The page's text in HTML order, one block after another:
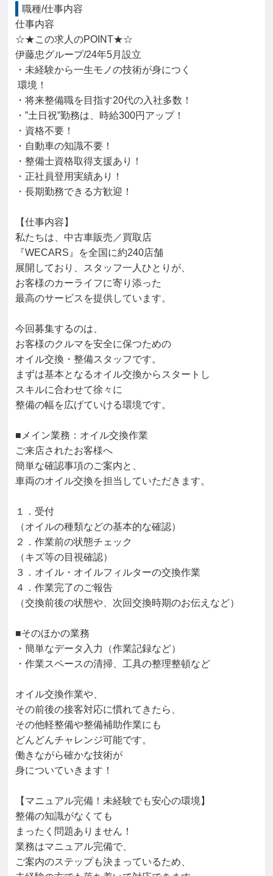
車両整備
自動車運転
整備/修理職担当
職種/仕事内容
仕事内容
☆★この求人のPOINT★☆
伊藤忠グループ/24年5月設立
・未経験から一生モノの技術が身につく
・将来整備職を目指す20代の入社多数！
・”土日祝”勤務は、時給300円アップ！
・資格不要！
・自動車の知識不要！
・整備士資格取得支援あり！
・正社員登用実績あり！
・長期勤務できる方歓迎！
【仕事内容】
私たちは、中古車販売／買取店
『WECARS』を全国に約240店舗
展開しており、スタッフ一人ひとりが、
お客様のカーライフに寄り添った
最高のサービスを提供しています。
今回募集するのは、
お客様のクルマを安全に保つための
オイル交換・整備スタッフです。
まずは基本となるオイル交換からスタートし
スキルに合わせて徐々に
整備の幅を広げていける環境です。
■メイン業務：オイル交換作業
ご来店されたお客様へ
簡単な確認事項のご案内と、
車両のオイル交換を担当していただきます。
１．受付
（オイルの種類などの基本的な確認）
２．作業前の状態チェック
（キズ等の目視確認）
３．オイル・オイルフィルターの交換作業
４．作業完了のご報告
（交換前後の状態や、次回交換時期のお伝えなど）
■そのほかの業務
・簡単なデータ入力（作業記録など）
・作業スペースの清掃、工具の整理整頓など
オイル交換作業や、
その前後の接客対応に慣れてきたら、
その他軽整備や整備補助作業にも
どんどんチャレンジ可能です。
働きながら確かな技術が
身についていきます！
【マニュアル完備！未経験でも安心の環境】
整備の知識がなくても
まったく問題ありません！
業務はマニュアル完備で、
ご案内のステップも決まっているため、